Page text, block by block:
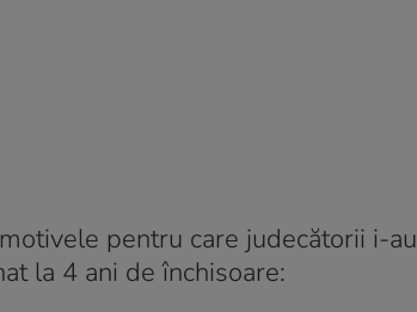
pentru care judecătorii i-au
la 4 ani de închisoare: